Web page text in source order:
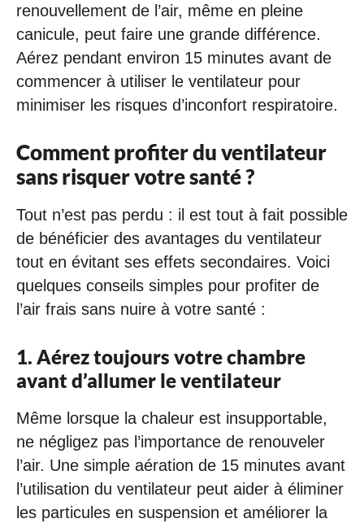
renouvellement de l’air, même en pleine
canicule, peut faire une grande différence.
Aérez pendant environ 15 minutes avant de
commencer à utiliser le ventilateur pour
minimiser les risques d’inconfort respiratoire.
Comment profiter du ventilateur
sans risquer votre santé ?
Tout n’est pas perdu : il est tout à fait possible
de bénéficier des avantages du ventilateur
tout en évitant ses effets secondaires. Voici
quelques conseils simples pour profiter de
l’air frais sans nuire à votre santé :
1. Aérez toujours votre chambre
avant d’allumer le ventilateur
Même lorsque la chaleur est insupportable,
ne négligez pas l’importance de renouveler
l’air. Une simple aération de 15 minutes avant
l’utilisation du ventilateur peut aider à éliminer
les particules en suspension et améliorer la